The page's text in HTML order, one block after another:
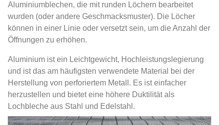
Aluminiumblechen, die mit runden Löchern bearbeitet
wurden (oder andere Geschmacksmuster). Die Löcher
können in einer Linie oder versetzt sein, um die Anzahl der
Öffnungen zu erhöhen.
Aluminium ist ein Leichtgewicht, Hochleistungslegierung
und ist das am häufigsten verwendete Material bei der
Herstellung von perforiertem Metall. Es ist einfacher
herzustellen und bietet eine höhere Duktilität als
Lochbleche aus Stahl und Edelstahl.